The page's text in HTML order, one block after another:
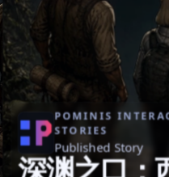
POMINIS
STORIES
Published Story